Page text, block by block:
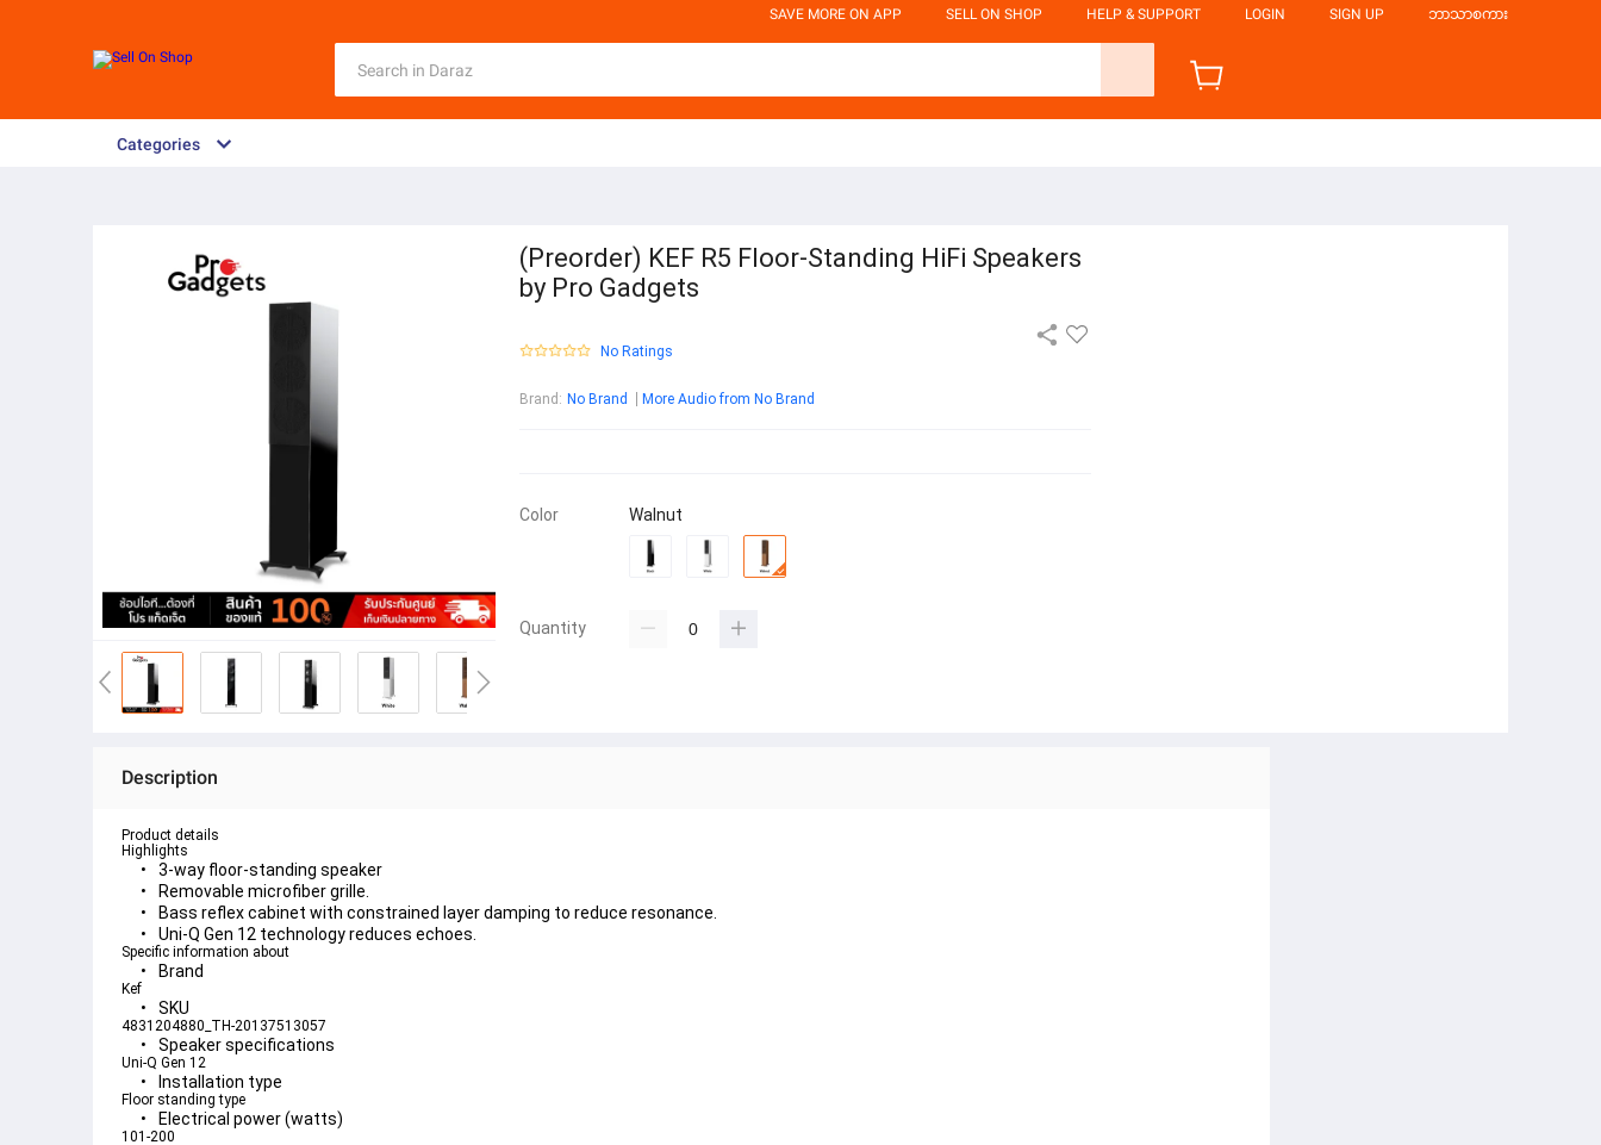
SAVE MORE ON APP SELL ON SHOP HELP & SUPPORT LOGIN SIGN UP ဘာသာစကား
Categories
(Preorder) KEF R5 Floor-Standing HiFi Speakers
by Pro Gadgets
No Ratings
Brand : No Brand More Audio from No Brand
Color Walnut
Quantity
Description
Product details
Highlights
3-way floor-standing speaker
Removable microfiber grille.
Bass reflex cabinet with constrained layer damping to reduce resonance.
Uni-Q Gen 12 technology reduces echoes.
Specific information about
Brand
Kef
SKU
4831204880_TH-20137513057
Speaker specifications
Uni-Q Gen 12
Installation type
Floor standing type
Electrical power (watts)
101-200